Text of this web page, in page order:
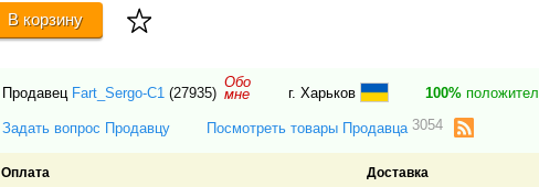
В корзину
Продавец Fart_Sergo-C1 (27935)
Обо
мне г. Харьков 100%
Задать вопрос Продавцу Посмотреть товары Продавца 3054
Оплата
Доставка